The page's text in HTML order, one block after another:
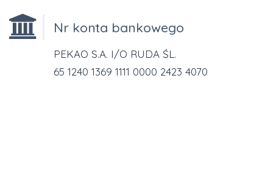
Nr konta bankowego
PEKAO S.A. I/O RUDA ŚL.
65 1240 1369 1111 0000 2423 4070